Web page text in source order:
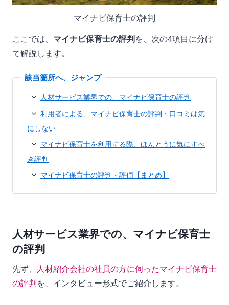
マイナビ保育士の評判
ここでは、 マイナビ保育士の評判 を、次の4項目に分け
て解説します。
人材サービス業界での、マイナビ保育士の評判
利用者による、マイナビ保育士の評判・口コミは気
にしない
マイナビ保育士を利用する際、ほんとうに気にすべ
き評判
マイナビ保育士の評判・評価【まとめ】
人材サービス業界での、マイナビ保育士
の評判
先ず、
人材紹介会社の社員の方に伺ったマイナビ保育士
の評判 を、インタビュー形式でご紹介します。